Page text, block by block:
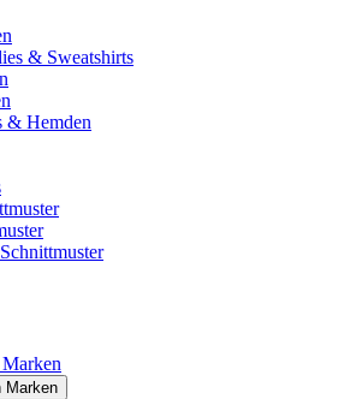
& Sweatshirts
& Hemden
Marken